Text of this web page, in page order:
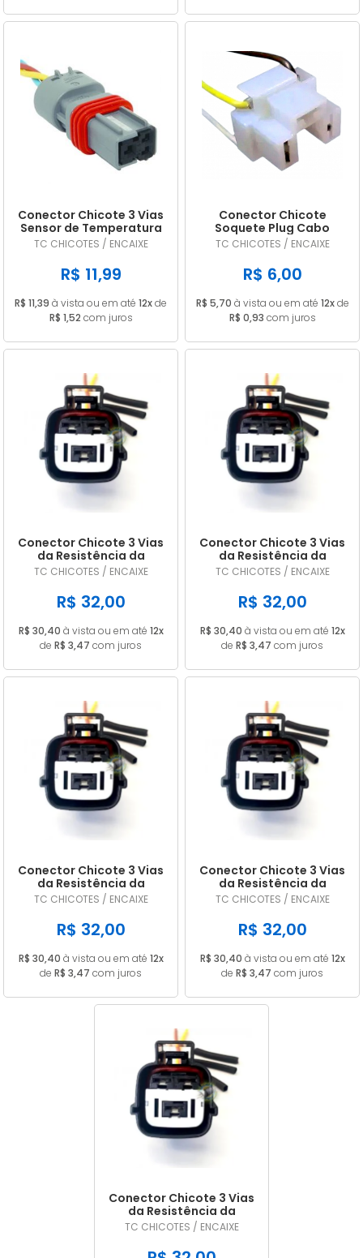
Conector Chicote 3 Vias
Sensor de Temperatura
Palio 1996 a 2017 TC 1116
TC CHICOTES / ENCAIXE
R$ 11,99
R$ 11,39 à vista ou em até 12xde
R$ 1,52 com juros
Conector Chicote
Soquete Plug Cabo
Lâmpada Farol H4 H5
TC CHICOTES / ENCAIXE
R$ 6,00
R$ 5,70 à vista ou em até 12xde
R$ 0,93 com juros
Conector Chicote 3 Vias
da Resistência da
Ventoinha Kia Sorento
TC CHICOTES / ENCAIXE
R$ 32,00
R$ 30,40 à vista ou em até 12x
de R$ 3,47 com juros
Conector Chicote 3 Vias
da Resistência da
Ventoinha Kia Optima
TC CHICOTES / ENCAIXE
R$ 32,00
R$ 30,40 à vista ou em até 12x
de R$ 3,47 com juros
Conector Chicote 3 Vias
da Resistência da
Ventoinha Kia Sportage
TC CHICOTES / ENCAIXE
R$ 32,00
R$ 30,40 à vista ou em até 12x
de R$ 3,47 com juros
Conector Chicote 3 Vias
da Resistência da
Ventoinha Hyundai
Sonata
TC CHICOTES / ENCAIXE
R$ 32,00
R$ 30,40 à vista ou em até 12x
de R$ 3,47 com juros
Conector Chicote 3 Vias
da Resistência da
Ventoinha Hyundai
Santa Fé
TC CHICOTES / ENCAIXE